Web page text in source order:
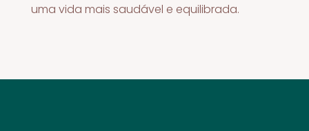
uma vida mais saudável e equilibrada.